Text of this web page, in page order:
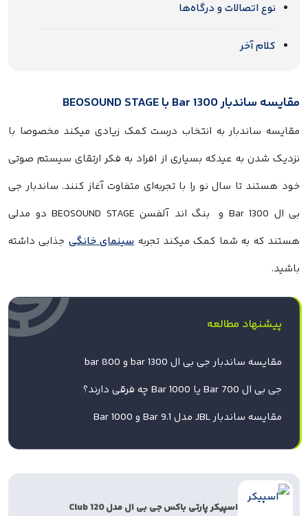
نوع اتصالات و درگاه‌ها
کلام آخر
مقایسه ساندبار Bar 1300 با BEOSOUND STAGE
مقایسه ساندبار به انتخاب درست کمک زیادی میکند مخصوصا با
نزدیک‌ شدن به عیدکه بسیاری از افراد به فکر ارتقای سیستم صوتی
خود هستند تا سال نو را با تجربه‌ای متفاوت آغاز کنند. ساندبار جی
بی ال Bar 1300 و بنگ اند آلفسن BEOSOUND STAGE دو مدلی
هستند که به شما کمک میکند تجربهسینمای خانگی جذابی داشته
باشید.
پیشنهاد مطالعه
مقایسه ساندبار جی بی ال bar 1300 و bar 800
جی‌ بی‌ ال Bar 700 یا Bar 1000 چه فرقی دارند؟
مقایسه ساندبار JBL مدل Bar 9.1 و 1000 Bar
اسپیکر پارتی باکس جی بی ال مدل Club 120